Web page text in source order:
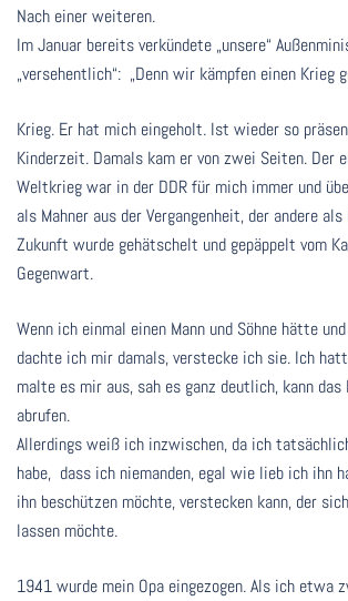
Nach einer weiteren.
Im Januar bereits verkündete „unsere“
„versehentlich“: „Denn wir kämpfen einen Krieg
Krieg. Er hat mich eingeholt. Ist wieder so
Kinderzeit. Damals kam er von zwei Seiten. Der
Weltkrieg war in der DDR für mich immer und
als Mahner aus der Vergangenheit, der andere
Zukunft wurde gehätschelt und gepäppelt vom
Gegenwart.
Wenn ich einmal einen Mann und Söhne hätte
dachte ich mir damals, verstecke ich sie. Ich
malte es mir aus, sah es ganz deutlich, kann
abrufen.
Allerdings weiß ich inzwischen, da ich
habe, dass ich niemanden, egal wie lieb ich ihn
ihn beschützen möchte, verstecken kann, der
lassen möchte.
1941 wurde mein Opa eingezogen. Als ich etwa